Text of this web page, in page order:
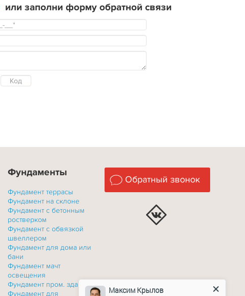
или заполни форму обратной связи
Фундаменты
Фундамент террасы
Фундамент на склоне
Фундамент с бетонным
ростверком
Фундамент с обвязкой
швеллером
Фундамент для дома или
бани
Фундамент мачт
освещения
Фундамент пром. зданий
Фундамент для
Обратный звонок
Максим Крылов